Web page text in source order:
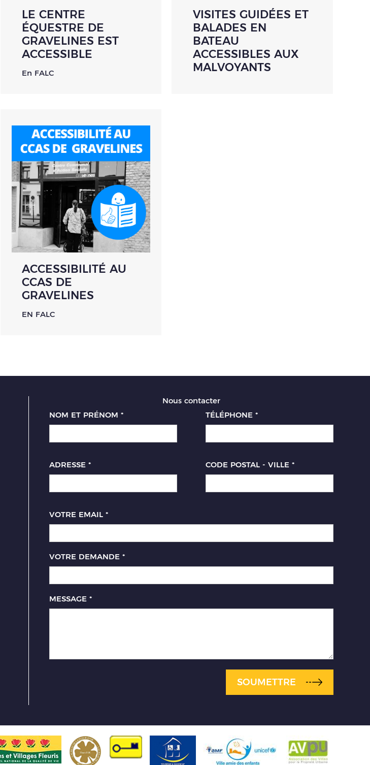
LE CENTRE
ÉQUESTRE DE
GRAVELINES EST
ACCESSIBLE
En FALC
VISITES GUIDÉES ET
BALADES EN
BATEAU
ACCESSIBLES AUX
MALVOYANTS
ACCESSIBILITÉ AU
CCAS DE
GRAVELINES
EN FALC
Nous contacter
NOM ET PRÉNOM * TÉLÉPHONE *
ADRESSE * CODE POSTAL - VILLE *
VOTRE EMAIL *
VOTRE DEMANDE *
MESSAGE *
SOUMETTRE